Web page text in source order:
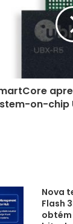
on-chip
Nova
Flash
obtém